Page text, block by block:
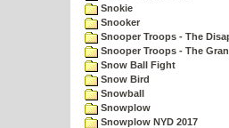
Snokie
Snooker
Snooper Troops - The
Snooper Troops - The
Snow Ball Fight
Snow Bird
Snowball
Snowplow
Snowplow NYD 2017